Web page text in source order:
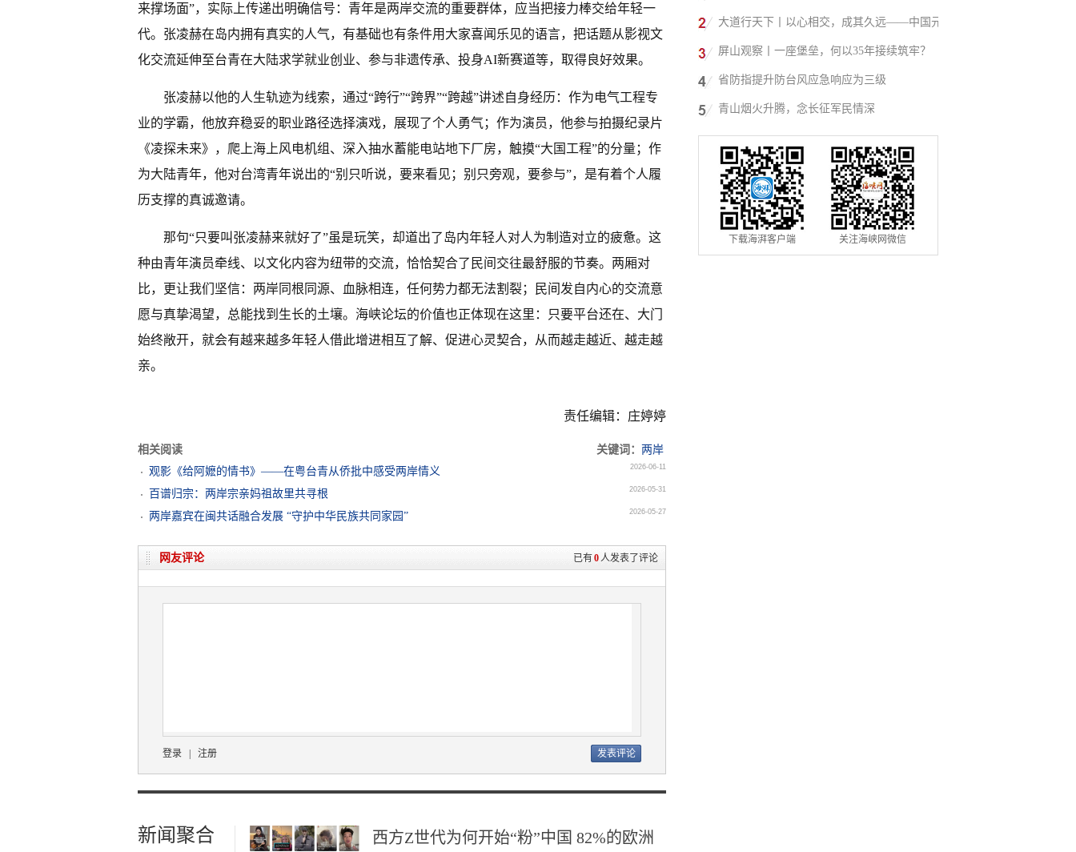
来撑场面”，实际上传递出明确信号：青年是两岸交流的重要群体，应当把接力棒交给年轻一
代。张凌赫在岛内拥有真实的人气，有基础也有条件用大家喜闻乐见的语言，把话题从影视文
化交流延伸至台青在大陆求学就业创业、参与非遗传承、投身AI新赛道等，取得良好效果。
张凌赫以他的人生轨迹为线索，通过“跨行”“跨界”“跨越”讲述自身经历：作为电气工程专
业的学霸，他放弃稳妥的职业路径选择演戏，展现了个人勇气；作为演员，他参与拍摄纪录片
《凌探未来》，爬上海上风电机组、深入抽水蓄能电站地下厂房，触摸“大国工程”的分量；作
为大陆青年，他对台湾青年说出的“别只听说，要来看见；别只旁观，要参与”，是有着个人履
历支撑的真诚邀请。
那句“只要叫张凌赫来就好了”虽是玩笑，却道出了岛内年轻人对人为制造对立的疲惫。这
种由青年演员牵线、以文化内容为纽带的交流，恰恰契合了民间交往最舒服的节奏。两厢对
比，更让我们坚信：两岸同根同源、血脉相连，任何势力都无法割裂；民间发自内心的交流意
愿与真挚渴望，总能找到生长的土壤。海峡论坛的价值也正体现在这里：只要平台还在、大门
始终敞开，就会有越来越多年轻人借此增进相互了解、促进心灵契合，从而越走越近、越走越
亲。
责任编辑：庄婷婷
相关阅读 关键词： 两岸
观影《给阿嬷的情书》——在粤台青从侨批中感受两岸情义
2026-06-11
百谱归宗：两岸宗亲妈祖故里共寻根 2026-05-31
两岸嘉宾在闽共话融合发展 “守护中华民族共同家园” 2026-05-27
已有0人发表了评论
网友评论
登录 注册
新闻聚合
西方Z世代为何开始“粉”中国 82%的欧洲
大道行天下丨以心相交，成其久远——中国元
首外交的世界情怀与大国气派
屏山观察丨一座堡垒，何以35年接续筑牢？
省防指提升防台风应急响应为三级
青山烟火升腾，念长征军民情深
下载海湃客户端 关注海峡网微信